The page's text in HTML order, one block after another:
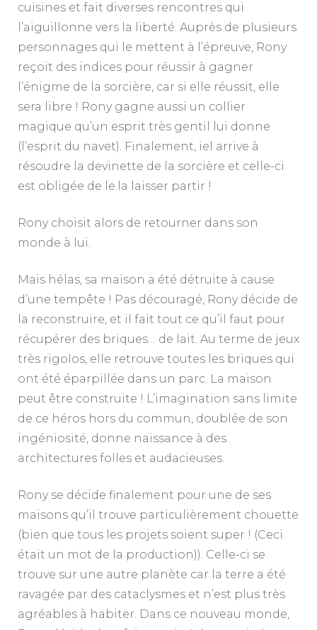
cuisines et fait diverses rencontres qui
l’aiguillonne vers la liberté. Auprès de plusieurs
personnages qui le mettent à l’épreuve, Rony
reçoit des indices pour réussir à gagner
l’énigme de la sorcière, car si elle réussit, elle
sera libre ! Rony gagne aussi un collier
magique qu’un esprit très gentil lui donne
(l’esprit du navet). Finalement, iel arrive à
résoudre la devinette de la sorcière et celle-ci
est obligée de le.la laisser partir !
Rony choisit alors de retourner dans son
monde à lui.
Mais hélas, sa maison a été détruite à cause
d’une tempête ! Pas découragé, Rony décide de
la reconstruire, et il fait tout ce qu’il faut pour
récupérer des briques… de lait. Au terme de jeux
très rigolos, elle retrouve toutes les briques qui
ont été éparpillée dans un parc. La maison
peut être construite ! L’imagination sans limite
de ce héros hors du commun, doublée de son
ingéniosité, donne naissance à des
architectures folles et audacieuses.
Rony se décide finalement pour une de ses
maisons qu’il trouve particulièrement chouette
(bien que tous les projets soient super ! (Ceci
était un mot de la production)). Celle-ci se
trouve sur une autre planète car la terre a été
ravagée par des cataclysmes et n’est plus très
agréables à habiter. Dans ce nouveau monde,